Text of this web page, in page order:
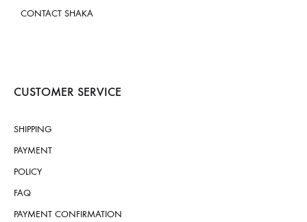
CONTACT SHAKA
CUSTOMER SERVICE
SHIPPING
PAYMENT
POLICY
FAQ
PAYMENT CONFIRMATION